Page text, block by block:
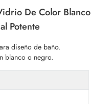
De Color Blanco
Potente
diseño de baño.
blanco o negro.